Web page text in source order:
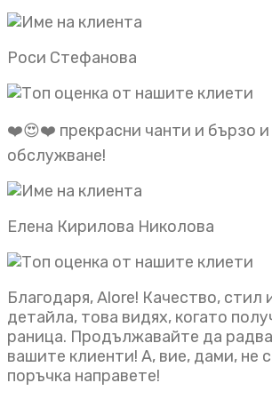
Роси Стефанова
❤️😍❤️ прекрасни чанти и бързо и
обслужване!
Елена Кирилова Николова
Благодаря, Alore! Качество, стил
детайла, това видях, когато
раница. Продължавайте да
вашите клиенти! А, вие, дами, не
поръчка направете!